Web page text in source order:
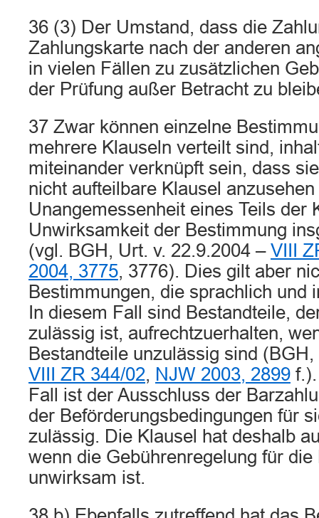
36 (3) Der Umstand, dass die
Zahlungskarte nach der anderen
in vielen Fällen zu zusätzlichen
der Prüfung außer Betracht zu
37 Zwar können einzelne
mehrere Klauseln verteilt sind,
miteinander verknüpft sein, dass
nicht aufteilbare Klausel
Unangemessenheit eines Teils der
Unwirksamkeit der Bestimmung
(vgl. BGH, Urt. v. 22.9.2004 – VIII
2004, 3775, 3776). Dies gilt aber
Bestimmungen, die sprachlich und
In diesem Fall sind Bestandteile,
zulässig ist, aufrechtzuerhalten,
Bestandteile unzulässig sind
VIII ZR 344/02, NJW 2003, 2899
Fall ist der Ausschluss der
der Beförderungsbedingungen für
zulässig. Die Klausel hat deshalb
wenn die Gebührenregelung für die
unwirksam ist.